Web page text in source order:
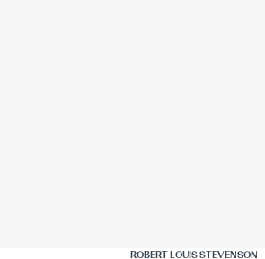
ROBERT LOUIS STEVENSON